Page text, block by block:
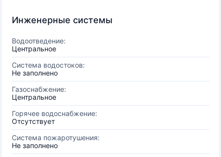
Инженерные системы
Водоотведение:
Центральное
Система водостоков:
Не заполнено
Газоснабжение:
Центральное
Горячее водоснабжение:
Отсутствует
Система пожаротушения:
Не заполнено